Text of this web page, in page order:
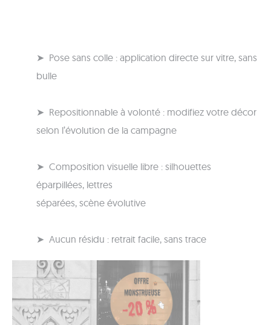
➤ Pose sans colle : application directe sur vitre, sans
bulle
➤ Repositionnable à volonté : modifiez votre décor
selon l’évolution de la campagne
➤ Composition visuelle libre : silhouettes
éparpillées, lettres
séparées, scène évolutive
➤ Aucun résidu : retrait facile, sans trace